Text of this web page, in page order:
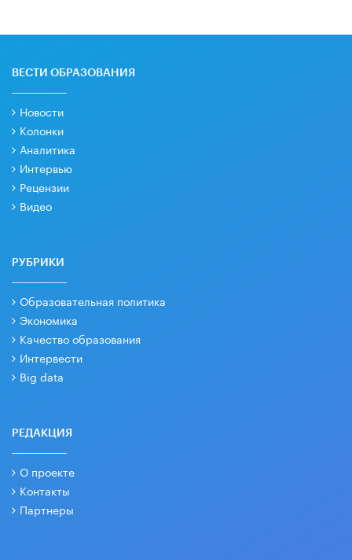
ВЕСТИ ОБРАЗОВАНИЯ
Новости
Колонки
Аналитика
Интервью
Рецензии
Видео
РУБРИКИ
Образовательная политика
Экономика
Качество образования
Интервести
Big data
РЕДАКЦИЯ
О проекте
Контакты
Партнеры